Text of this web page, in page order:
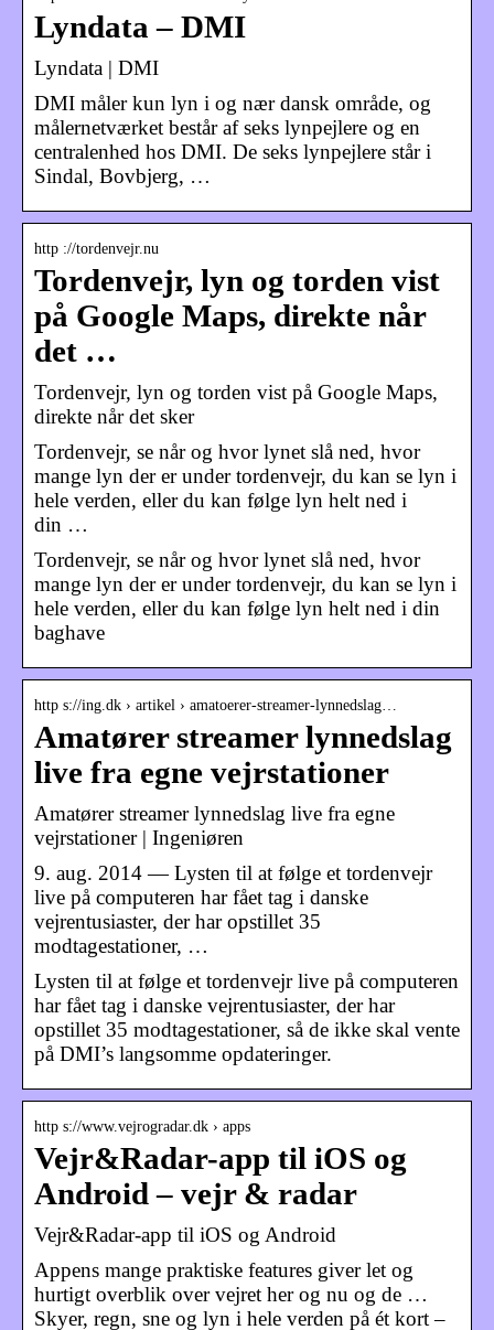
Lyndata – DMI
Lyndata | DMI
DMI måler kun lyn i og nær dansk område, og
målernetværket består af seks lynpejlere og en
centralenhed hos DMI. De seks lynpejlere står i
Sindal, Bovbjerg, …
http ://tordenvejr.nu
Tordenvejr, lyn og torden vist
på Google Maps, direkte når
det …
Tordenvejr, lyn og torden vist på Google Maps,
direkte når det sker
Tordenvejr, se når og hvor lynet slå ned, hvor
mange lyn der er under tordenvejr, du kan se lyn i
hele verden, eller du kan følge lyn helt ned i
din …
Tordenvejr, se når og hvor lynet slå ned, hvor
mange lyn der er under tordenvejr, du kan se lyn i
hele verden, eller du kan følge lyn helt ned i din
baghave
http s://ing.dk › artikel › amatoerer-streamer-lynnedslag…
Amatører streamer lynnedslag
live fra egne vejrstationer
Amatører streamer lynnedslag live fra egne
vejrstationer | Ingeniøren
9. aug. 2014 — Lysten til at følge et tordenvejr
live på computeren har fået tag i danske
vejrentusiaster, der har opstillet 35
modtagestationer, …
Lysten til at følge et tordenvejr live på computeren
har fået tag i danske vejrentusiaster, der har
opstillet 35 modtagestationer, så de ikke skal vente
på DMI’s langsomme opdateringer.
http s://www.vejrogradar.dk › apps
Vejr&Radar-app til iOS og
Android – vejr & radar
Vejr&Radar-app til iOS og Android
Appens mange praktiske features giver let og
hurtigt overblik over vejret her og nu og de …
Skyer, regn, sne og lyn i hele verden på ét kort –